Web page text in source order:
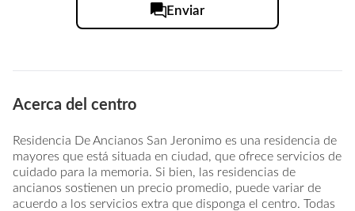
Enviar
Acerca del centro
Residencia De Ancianos San Jeronimo es una residencia de
mayores que está situada en ciudad, que ofrece servicios de
cuidado para la memoria. Si bien, las residencias de
ancianos sostienen un precio promedio, puede variar de
acuerdo a los servicios extra que disponga el centro. Todas